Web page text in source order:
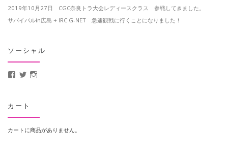
2019年10月27日 CGC奈良トラ大会レディースクラス 参戦してきました。
サバイバルin広島 + IRC G-NET 急遽観戦に行くことになりました！
ソーシャル
MotoCrusader さんのプロフィールを Facebook で表示
@MotoCrusader さんのプロフィールを Twitter で表示
カート
カートに商品がありません。